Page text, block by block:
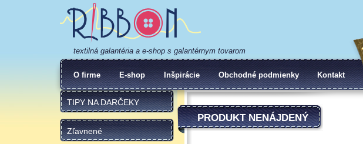
textilná galantéria a e-shop s galantérnym tovarom
O firme E-shop Inšpirácie Obchodné podmienky Kontakt
TIPY NA DARČEKY
Zľavnené
PRODUKT NENÁJDENÝ